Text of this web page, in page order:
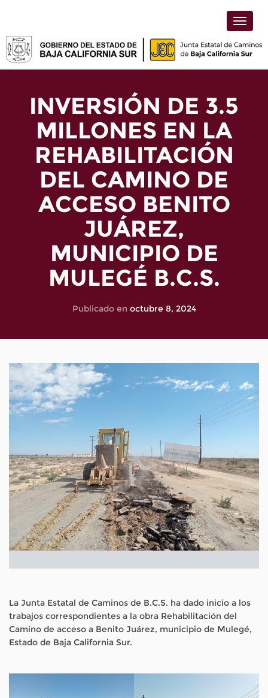
Toggle
INVERSIÓN DE 3.5
MILLONES EN LA
REHABILITACIÓN
DEL CAMINO DE
ACCESO BENITO
JUÁREZ,
MUNICIPIO DE
MULEGÉ B.C.S.
Publicado en octubre 8, 2024
La Junta Estatal de Caminos de B.C.S. ha dado inicio a los
trabajos correspondientes a la obra Rehabilitación del
Camino de acceso a Benito Juárez, municipio de Mulegé,
Estado de Baja California Sur.